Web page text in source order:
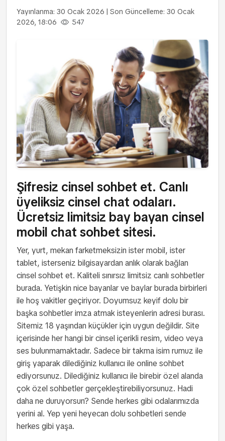
Yayınlanma: 30 Ocak 2026 | Son Güncelleme: 30 Ocak
2026, 18:06
547
Şifresiz cinsel sohbet et. Canlı
üyeliksiz cinsel chat odaları.
Ücretsiz limitsiz bay bayan cinsel
mobil chat sohbet sitesi.
Yer, yurt, mekan farketmeksizin ister mobil, ister
tablet, isterseniz bilgisayardan anlık olarak bağlan
cinsel sohbet et. Kaliteli sınırsız limitsiz canlı sohbetler
burada. Yetişkin nice bayanlar ve baylar burada birbirleri
ile hoş vakitler geçiriyor. Doyumsuz keyif dolu bir
başka sohbetler imza atmak isteyenlerin adresi burası.
Sitemiz 18 yaşından küçükler için uygun değildir. Site
içerisinde her hangi bir cinsel içerikli resim, video veya
ses bulunmamaktadır. Sadece bir takma isim rumuz ile
giriş yaparak dilediğiniz kullanıcı ile online sohbet
ediyorsunuz. Dilediğiniz kullanıcı ile birebir özel alanda
çok özel sohbetler gerçekleştirebiliyorsunuz. Hadi
daha ne duruyorsun? Sende herkes gibi odalarımızda
yerini al. Yep yeni heyecan dolu sohbetleri sende
herkes gibi yaşa.